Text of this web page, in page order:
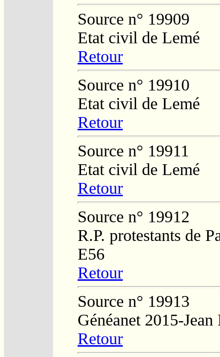
Source n° 19909
Etat civil de Lemé
Retour
Source n° 19910
Etat civil de Lemé
Retour
Source n° 19911
Etat civil de Lemé
Retour
Source n° 19912
R.P. protestants de
E56
Retour
Source n° 19913
Généanet 2015-
Retour